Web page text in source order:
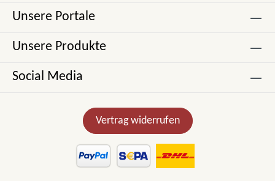
Unsere Portale
Unsere Produkte
Social Media
Vertrag widerrufen